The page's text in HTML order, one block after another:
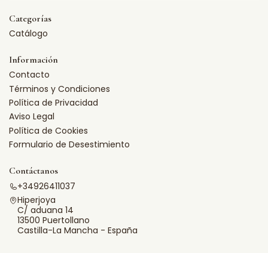
Categorías
Catálogo
Información
Contacto
Términos y Condiciones
Política de Privacidad
Aviso Legal
Política de Cookies
Formulario de Desestimiento
Contáctanos
+34926411037
Hiperjoya
C/ aduana 14
13500 Puertollano
Castilla-La Mancha - España